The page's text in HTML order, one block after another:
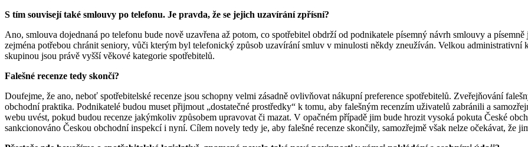
S tím souvisejí také smlouvy po telefonu. Je pravda, že se jejich uzavírání zpřísní?
Ano, smlouva dojednaná po telefonu bude nově uzavřena až potom, co spotřebitel obdrží od podnikatele písemný návrh smlouvy a
zejména potřebou chránit seniory, vůči kterým byl telefonický způsob uzavírání smluv v minulosti někdy zneužíván. Velkou
skupinou jsou právě vyšší věkové kategorie spotřebitelů.
Falešné recenze tedy skončí?
Doufejme, že ano, neboť spotřebitelské recenze jsou schopny velmi zásadně ovlivňovat nákupní preference spotřebitelů. Zveřejňování
obchodní praktika. Podnikatelé budou muset přijmout „dostatečné prostředky“ k tomu, aby falešným recenzím uživatelů zabránili a
webu uvést, pokud budou recenze jakýmkoliv způsobem upravovat či mazat. V opačném případě jim bude hrozit vysoká pokuta České
sankcionováno Českou obchodní inspekcí i nyní. Cílem novely tedy je, aby falešné recenze skončily, samozřejmě však nelze očekávat, že